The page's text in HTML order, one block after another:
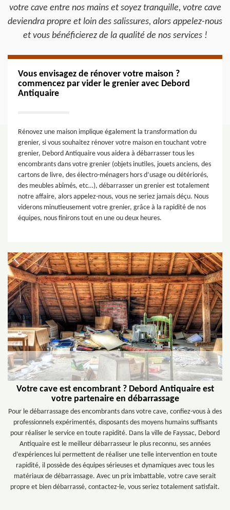
votre cave entre nos mains et soyez tranquille, votre cave
deviendra propre et loin des salissures, alors appelez-nous
et vous bénéficierez de la qualité de nos services !
Vous envisagez de rénover votre maison ?
commencez par vider le grenier avec Debord
Antiquaire
Rénovez une maison implique également la transformation du
grenier, si vous souhaitez rénover votre maison en touchant votre
grenier, Debord Antiquaire vous aidera à débarrasser tous les
encombrants dans votre grenier (objets inutiles, jouets anciens, des
cartons de livre, des électro-ménagers hors d’usage ou détériorés,
des meubles abîmés, etc…), débarrasser un grenier est totalement
notre affaire, alors appelez-nous, vous ne seriez jamais déçu. Nous
viderons minutieusement votre grenier, grâce à la rapidité de nos
équipes, nous finirons tout en une ou deux heures.
Votre cave est encombrant ? Debord Antiquaire est
votre partenaire en débarrassage
Pour le débarrassage des encombrants dans votre cave, confiez-vous à des
professionnels expérimentés, disposants des moyens humains suffisants
pour réaliser le service en toute rapidité. Dans la ville de Fayssac, Debord
Antiquaire est le meilleur débarrasseur le plus reconnu, ses années
d’expériences lui permettent de réaliser une telle intervention en toute
rapidité, il possède des équipes sérieuses et dynamiques avec tous les
matériaux de débarrassage. Avec un prix imbattable, votre cave serait
propre et bien débarrassé, contactez-le, vous seriez totalement satisfait.